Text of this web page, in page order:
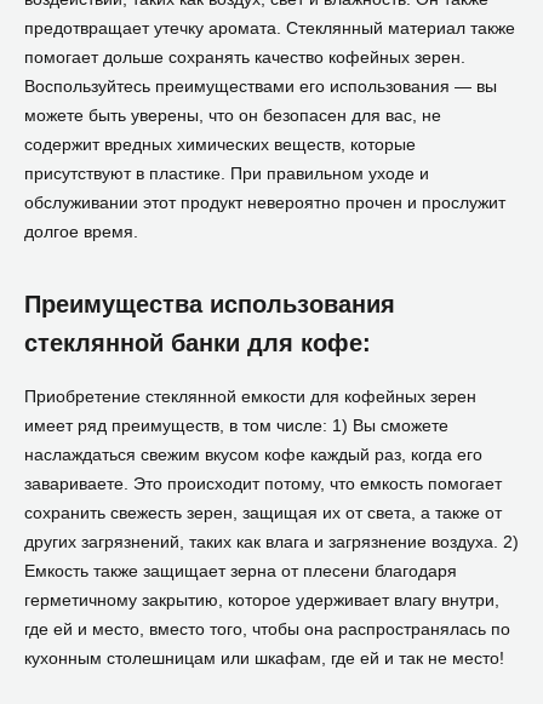
предотвращает утечку аромата. Стеклянный материал также
помогает дольше сохранять качество кофейных зерен.
Воспользуйтесь преимуществами его использования — вы
можете быть уверены, что он безопасен для вас, не
содержит вредных химических веществ, которые
присутствуют в пластике. При правильном уходе и
обслуживании этот продукт невероятно прочен и прослужит
долгое время.
Преимущества использования
стеклянной банки для кофе:
Приобретение стеклянной емкости для кофейных зерен
имеет ряд преимуществ, в том числе: 1) Вы сможете
наслаждаться свежим вкусом кофе каждый раз, когда его
завариваете. Это происходит потому, что емкость помогает
сохранить свежесть зерен, защищая их от света, а также от
других загрязнений, таких как влага и загрязнение воздуха. 2)
Емкость также защищает зерна от плесени благодаря
герметичному закрытию, которое удерживает влагу внутри,
где ей и место, вместо того, чтобы она распространялась по
кухонным столешницам или шкафам, где ей и так не место!